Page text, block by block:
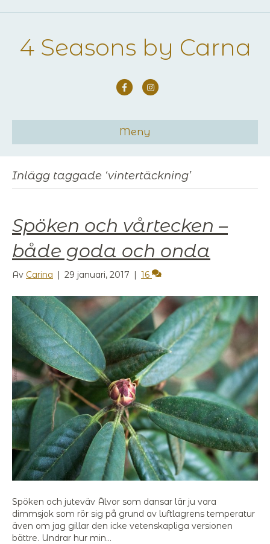
4 Seasons by Carna
FacebookInstagram
Meny
Inlägg taggade ‘vintertäckning’
Spöken och vårtecken –
både goda och onda
Av Carina | 29 januari, 2017 | 16
Spöken och juteväv Älvor som dansar lär ju vara
dimmsjok som rör sig på grund av luftlagrens temperatur
även om jag gillar den icke vetenskapliga versionen
bättre. Undrar hur min…